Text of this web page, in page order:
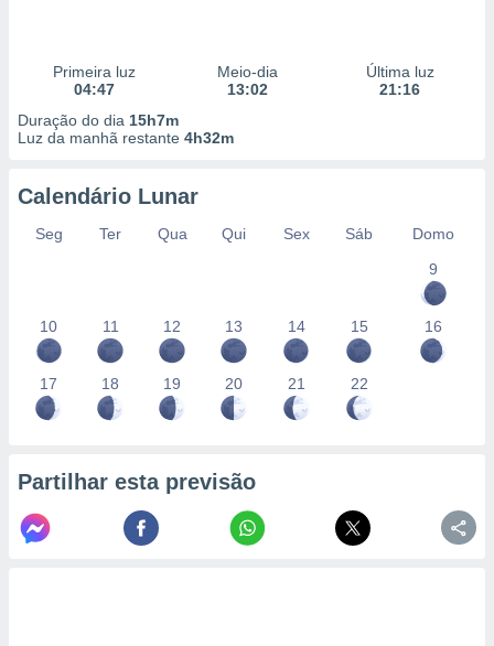
Primeira luz
04:47
Meio-dia
13:02
Última luz
21:16
Duração do dia 15h7m
Luz da manhã restante 4h32m
Calendário Lunar
Seg Ter Qua Qui Sex Sáb
Domo
9
10 11 12 13 14 15 16
17 18 19 20 21 22
Partilhar esta previsão